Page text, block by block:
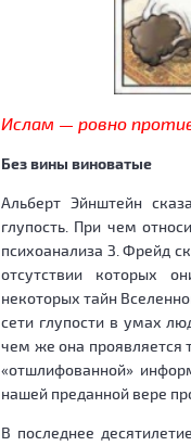
Ислам — ровно
Без вины виноватые
Альберт Эйнштейн
глупость. При чем
психоанализа З. Фрейд
отсутствии которых
некоторых тайн
сети глупости в умах
чем же она проявляется
«отшлифованной»
нашей преданной вере
В последнее